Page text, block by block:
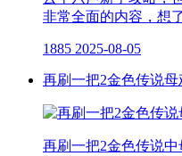
非常全面的内容，想
1885 2025-08-05
再刷一把2金色传说
再刷一把2金色传说